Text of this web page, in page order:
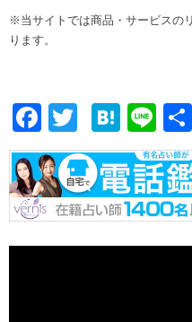
※当サイトでは商品・サービスの
ります。
F
ac
e
b
o
T
w
itt
er
H
at
e
n
a
Li
n
e